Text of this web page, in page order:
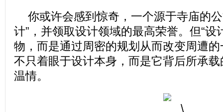
你或许会感到惊奇，一个源于寺庙的
计”，并领取设计领域的最高荣誉。但“设
物，而是通过周密的规划从而改变周遭
不只着眼于设计本身，而是它背后所承
温情。